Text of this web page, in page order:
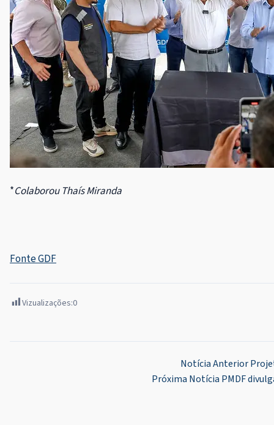
*Colaborou Thaís Miranda
Fonte GDF
Vizualizações:0
Notícia Anterior
Próxima Notícia PMDF